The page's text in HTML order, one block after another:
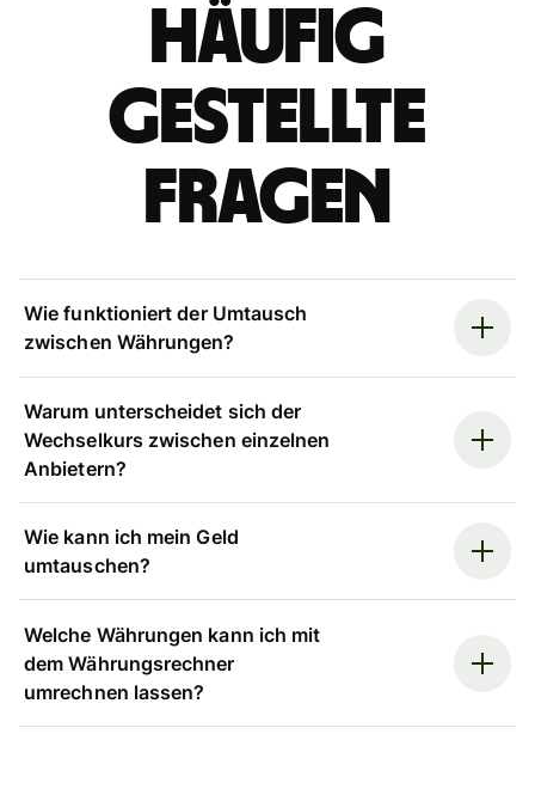
Häufig
gestellte
Fragen
Wie funktioniert der Umtausch
zwischen Währungen?
Warum unterscheidet sich der
Wechselkurs zwischen einzelnen
Anbietern?
Wie kann ich mein Geld
umtauschen?
Welche Währungen kann ich mit
dem Währungsrechner
umrechnen lassen?